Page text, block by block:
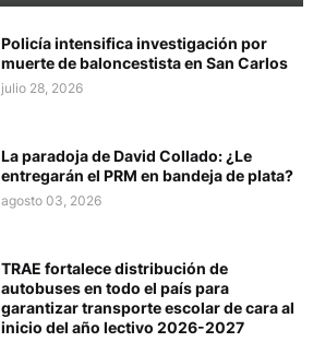
Policía intensifica investigación por
muerte de baloncestista en San Carlos
julio 28, 2026
La paradoja de David Collado: ¿Le
entregarán el PRM en bandeja de plata?
agosto 03, 2026
TRAE fortalece distribución de
autobuses en todo el país para
garantizar transporte escolar de cara al
inicio del año lectivo 2026-2027